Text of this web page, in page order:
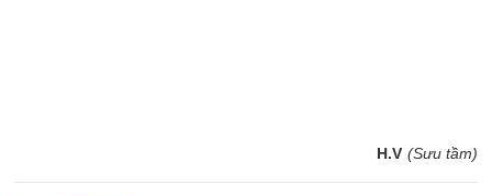
H.V (Sưu tầm)